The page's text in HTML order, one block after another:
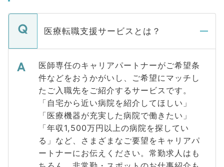
医療転職支援サービスとは？
医師専任のキャリアパートナーがご希望条
件などをおうかがいし、ご希望にマッチし
たご入職先をご紹介するサービスです。
「自宅から近い病院を紹介してほしい」
「医療機器が充実した病院で働きたい」
「年収1,500万円以上の病院を探してい
る」など、さまざまなご要望をキャリアパ
ートナーにお伝えください。常勤求人はも